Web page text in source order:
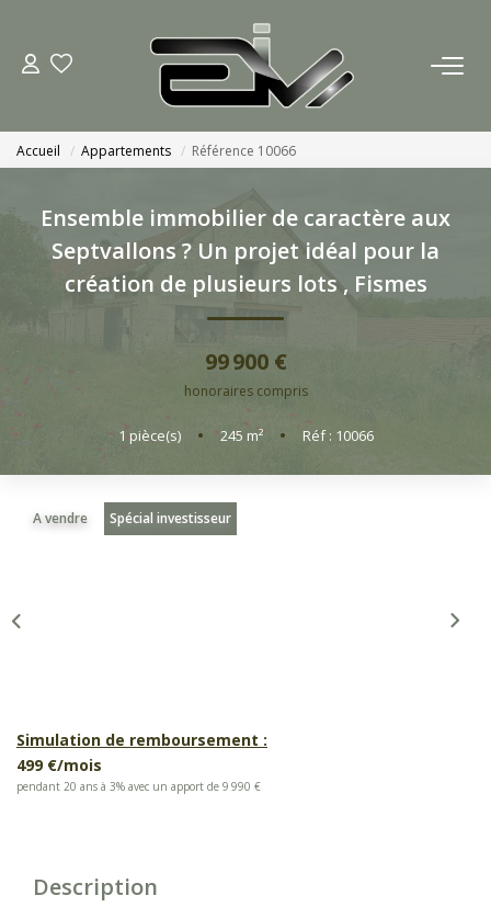
ACCUEIL
AGENCES
Nous Rejoindre
Nos Actualités
CONTACT
Accueil Appartements Référence 10066
Ensemble immobilier de caractère aux
Septvallons ? Un projet idéal pour la
création de plusieurs lots, Fismes
99 900 €
honoraires compris
1 pièce(s) • 245 m² • Réf : 10066
A vendre Spécial investisseur
Simulation de remboursement :
499 €/mois
pendant 20 ans à 3% avec un apport de 9 990 €
Description